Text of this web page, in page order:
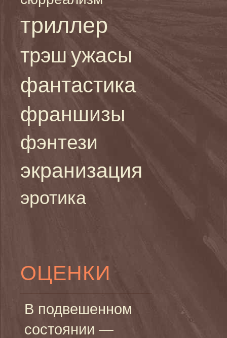
триллер
трэш ужасы
фантастика
франшизы
фэнтези
экранизация
эротика
ОЦЕНКИ
В подвешенном
состоянии —